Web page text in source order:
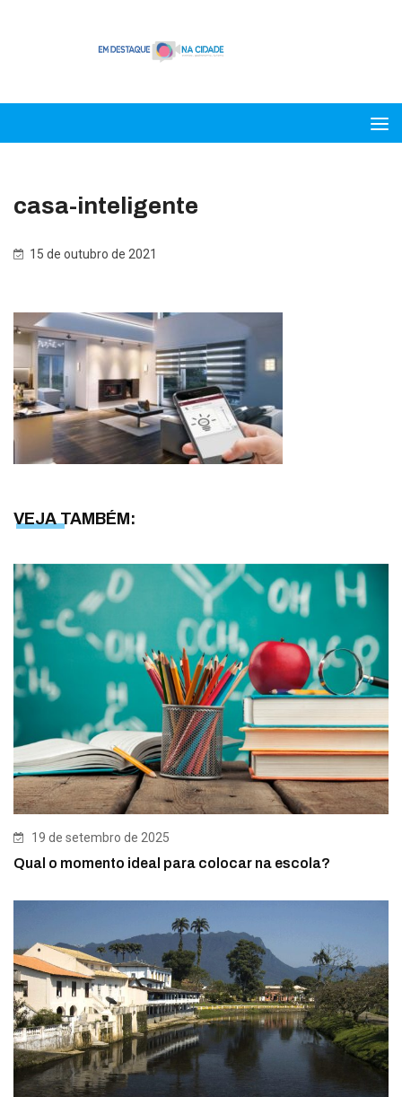
casa-inteligente
15 de outubro de 2021
VEJA TAMBÉM:
19 de setembro de 2025
Qual o momento ideal para colocar na escola?